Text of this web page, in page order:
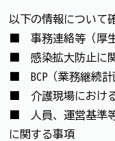
以下の情報について
■ 事務連絡等（厚
■ 感染拡大防止に
■ BCP（業務継続
■ 介護現場におけ
■ 人員、運営基準
に関する事項